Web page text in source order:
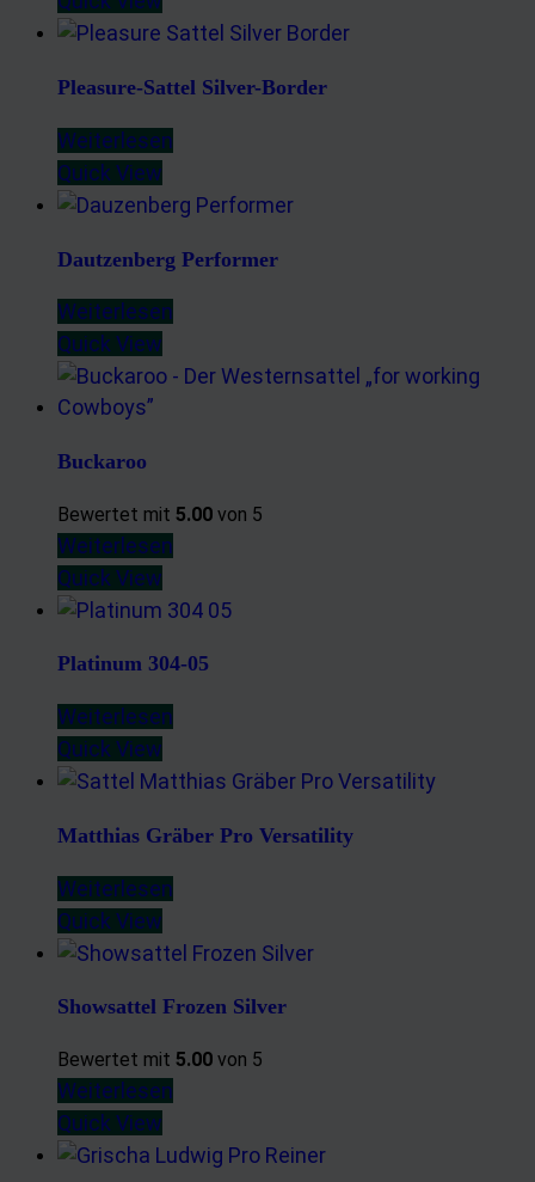
Pleasure-Sattel Silver-Border
Weiterlesen
Quick View
Dautzenberg Performer
Weiterlesen
Quick View
Buckaroo
Bewertet mit 5.00 von 5
Weiterlesen
Quick View
Platinum 304-05
Weiterlesen
Quick View
Matthias Gräber Pro Versatility
Weiterlesen
Quick View
Showsattel Frozen Silver
Bewertet mit 5.00 von 5
Weiterlesen
Quick View